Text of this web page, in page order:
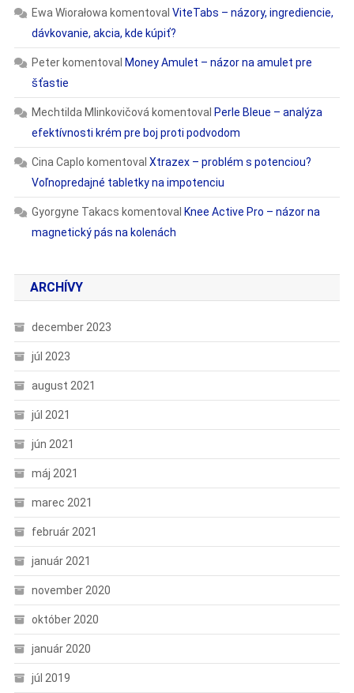
Ewa Wiorałowa komentoval ViteTabs – názory, ingrediencie,
dávkovanie, akcia, kde kúpiť?
Peterkomentoval Money Amulet – názor na amulet pre
šťastie
Mechtilda Mlinkovičová komentoval Perle Bleue – analýza
efektívnosti krém pre boj proti podvodom
Cina Caplo komentoval Xtrazex – problém s potenciou?
Voľnopredajné tabletky na impotenciu
Gyorgyne Takacs komentoval Knee Active Pro – názor na
magnetický pás na kolenách
ARCHÍVY
december 2023
júl 2023
august 2021
júl 2021
jún 2021
máj 2021
marec 2021
február 2021
január 2021
november 2020
október 2020
január 2020
júl 2019